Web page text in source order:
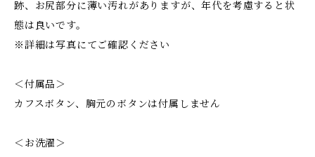
跡、お尻部分に薄い汚れがありますが、年代を考慮すると状
態は良いです。
※詳細は写真にてご確認ください
＜付属品＞
カフスボタン、胸元のボタンは付属しません
＜お洗濯＞